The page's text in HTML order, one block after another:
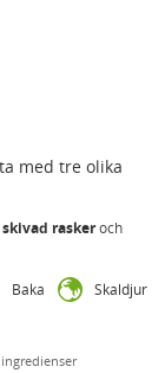
med tre olika
raskeroch
Baka
Skaldjur
ingredienser